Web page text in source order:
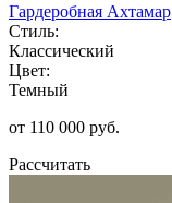
Гардеробная Ахтамар
Стиль:
Классический
Цвет:
Темный
от 110 000 руб.
Рассчитать